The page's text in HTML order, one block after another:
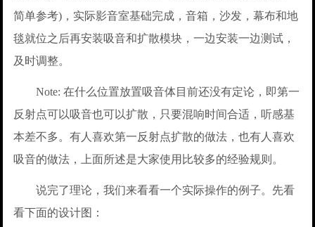
简单参考)，实际影音室基础完成，音箱，沙发，幕布和地
毯就位之后再安装吸音和扩散模块，一边安装一边测试，
及时调整。
Note: 在什么位置放置吸音体目前还没有定论，即第一
反射点可以吸音也可以扩散，只要混响时间合适，听感基
本差不多。有人喜欢第一反射点扩散的做法，也有人喜欢
吸音的做法，上面所述是大家使用比较多的经验规则。
说完了理论，我们来看看一个实际操作的例子。先看
看下面的设计图：